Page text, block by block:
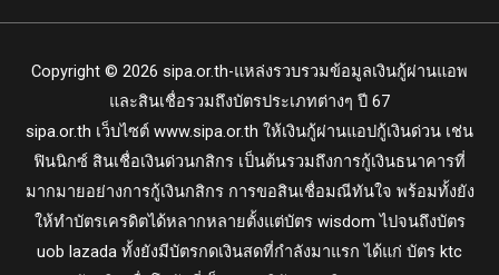
Copyright © 2026 sipa.or.th-แหล่งรวบรวมข้อมูลเงินกู้ผ่านแอพ
และสินเชื่อรวมถึงบัตรประเภทต่างๆ ปี 67
sipa.or.th เว็บไซต์ www.sipa.or.th ให้เงินกู้ผ่านแอปกู้เงินด่วน เช่น
ฟินนิกซ์ สินเชื่อเงินด่วนกสิกร เป็นต้นรวมถึงการกู้เงินธนาคารที่
มากมายอย่างการกู้เงินกสิกร การขอสินเชื่อมณีทันใจ พร้อมทั้งยัง
ให้ทำบัตรเครดิตได้หลากหลายตั้งแต่บัตร wisdom ไปจนถึงบัตร
uob lazada ทั้งยังมีบัตรกดเงินสดที่กำลังมาแรก ได้แก่ บัตร ktc